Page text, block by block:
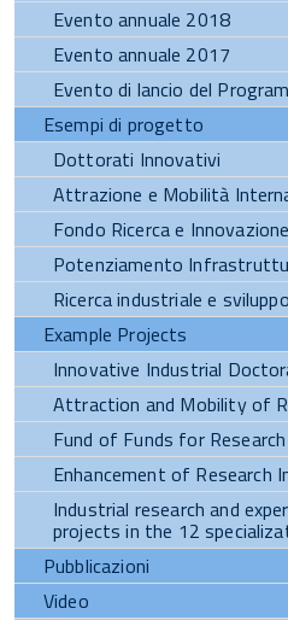
Evento annuale 2018
Evento annuale 2017
Evento di lancio del
Esempi di progetto
Dottorati Innovativi
Attrazione e Mobilità
Fondo Ricerca e Innovazione
Potenziamento
Ricerca industriale e
Example Projects
Innovative Industrial
Attraction and Mobility of
Fund of Funds for
Enhancement of Research
Industrial research and
projects in the 12
Pubblicazioni
Video